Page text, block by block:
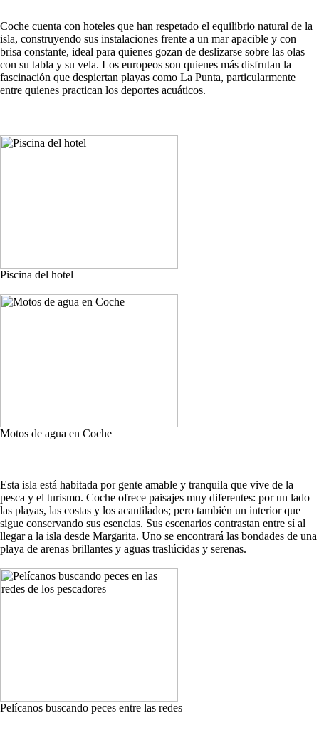
Coche cuenta con hoteles que han respetado el equilibrio natural de la
isla, construyendo sus instalaciones frente a un mar apacible y con
brisa constante, ideal para quienes gozan de deslizarse sobre las olas
con su tabla y su vela. Los europeos son quienes más disfrutan la
fascinación que despiertan playas como La Punta, particularmente
entre quienes practican los deportes acuáticos.
Piscina del hotel
Motos de agua en Coche
Esta isla está habitada por gente amable y tranquila que vive de la
pesca y el turismo. Coche ofrece paisajes muy diferentes: por un lado
las playas, las costas y los acantilados; pero también un interior que
sigue conservando sus esencias. Sus escenarios contrastan entre sí al
llegar a la isla desde Margarita. Uno se encontrará las bondades de una
playa de arenas brillantes y aguas traslúcidas y serenas.
Pelícanos buscando peces entre las redes